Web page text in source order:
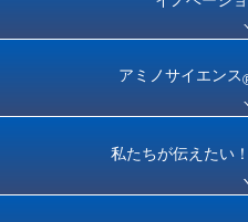
アミノサイエンス
私たちが伝えたい！